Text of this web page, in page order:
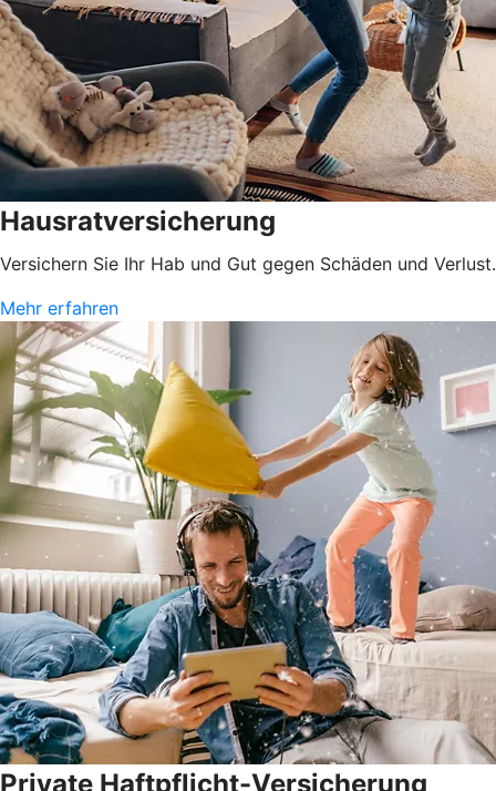
Hausratversicherung
Versichern Sie Ihr Hab und Gut gegen Schäden und Verlust.
Mehr erfahren
Private Haftpflicht-Versicherung